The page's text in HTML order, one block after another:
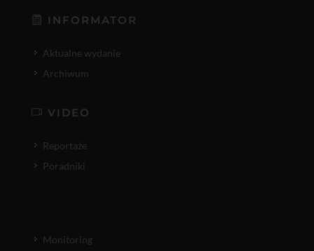
INFORMATOR
Aktualne wydanie
Archiwum
VIDEO
Reportaże
Poradniki
Monitoring